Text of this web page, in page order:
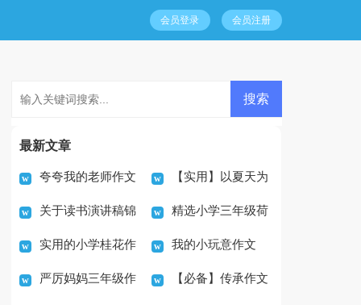
会员登录 会员注册
最新文章
夸夸我的老师作文
(集合15篇)
【实用】以夏天为
题的作文600字4篇
关于读书演讲稿锦
集8篇
精选小学三年级荷
花作文400字合集十篇
实用的小学桂花作
文500字3篇
我的小玩意作文
严厉妈妈三年级作 【必备】传承作文